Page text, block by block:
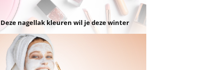
Deze nagellak kleuren wil je deze winter